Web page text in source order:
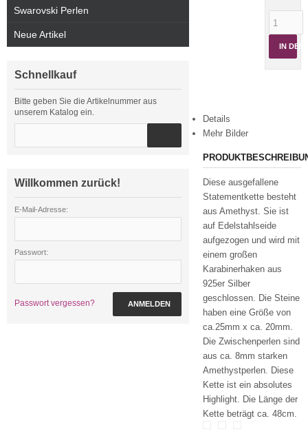
IN DEN
Details
Mehr Bilder
Diese ausgefallene
Statementkette besteht
aus Amethyst. Sie ist
auf Edelstahlseide
aufgezogen und wird mit
einem großen
Karabinerhaken aus
925er Silber
geschlossen. Die Steine
haben eine Größe von
ca.25mm x ca. 20mm.
Die Zwischenperlen sind
aus ca. 8mm starken
Amethystperlen. Diese
Kette ist ein absolutes
Highlight. Die Länge der
Kette beträgt ca. 48cm.
Swarovski Perlen
Neue Artikel
Schnellkauf
Bitte geben Sie die Artikelnummer aus
unserem Katalog ein.
Willkommen zurück!
E-Mail-Adresse:
Passwort:
Passwort vergessen? ANMELDEN